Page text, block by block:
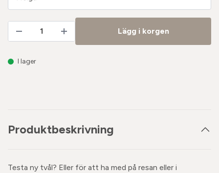
Lägg i korgen
I lager
Produktbeskrivning
Testa ny tvål? Eller för att ha med på resan eller i